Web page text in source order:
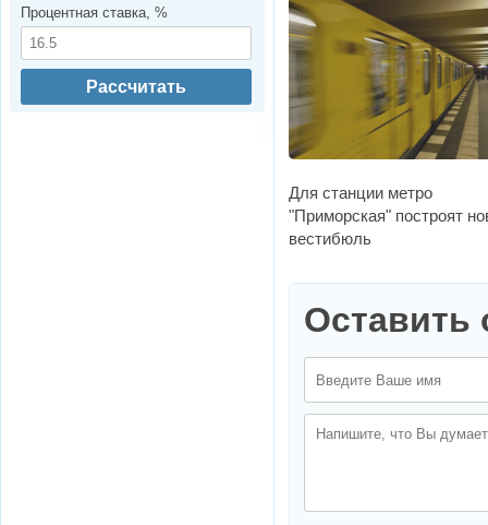
Для станции метро
"Приморская" построят
вестибюль
Оставить
Процентная ставка, %
Рассчитать